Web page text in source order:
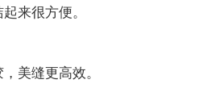
来很方便。
美缝更高效。